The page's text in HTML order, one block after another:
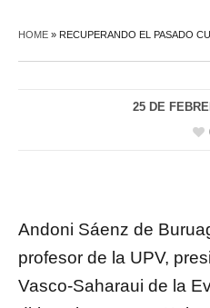
HOME » RECUPERANDO EL PASADO
25 DE
Andoni Sáenz de
profesor de la UPV,
Vasco-Saharaui de la